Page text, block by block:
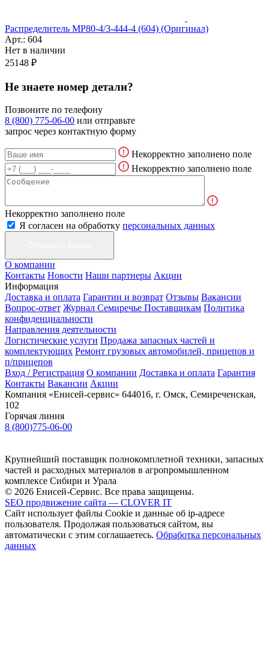
Распределитель МР80-4/3-444-4 (604) (Оригинал)
Арт.: 604
Нет в наличии
25148 ₽
Не знаете номер детали?
Позвоните по телефону
8 (800) 775-06-00 или отправьте
запрос через контактную форму
Некорректно заполнено поле
Некорректно заполнено поле
Некорректно заполнено поле
Я согласен на обработку персональных данных
О компании
Контакты Новости Наши партнеры Акции
Информация
Доставка и оплата Гарантии и возврат Отзывы Вакансии
Вопрос-ответ Журнал Семиречье Поставщикам Политика
конфиденциальности
Направления деятельности
Логистические услуги Продажа запасных частей и
комплектующих Ремонт грузовых автомобилей, прицепов и
п/прицепов
Вход / Регистрация О компании Доставка и оплата Гарантия
Контакты Вакансии Акции
Компания «Енисей-сервис» 644016, г. Омск, Семиреченская,
102
Горячая линия
8 (800)775-06-00
Крупнейший поставщик полнокомплетной техники, запасных
частей и расходных материалов в агропромышленном
комплексе Сибири и Урала
© 2026 Енисей-Сервис. Все права защищены.
SEO продвижение сайта — CLOVER IT
Сайт использует файлы Cookie и данные об ip-адресе
пользователя. Продолжая пользоваться сайтом, вы
автоматически с этим соглашаетесь. Обработка персональных
данных